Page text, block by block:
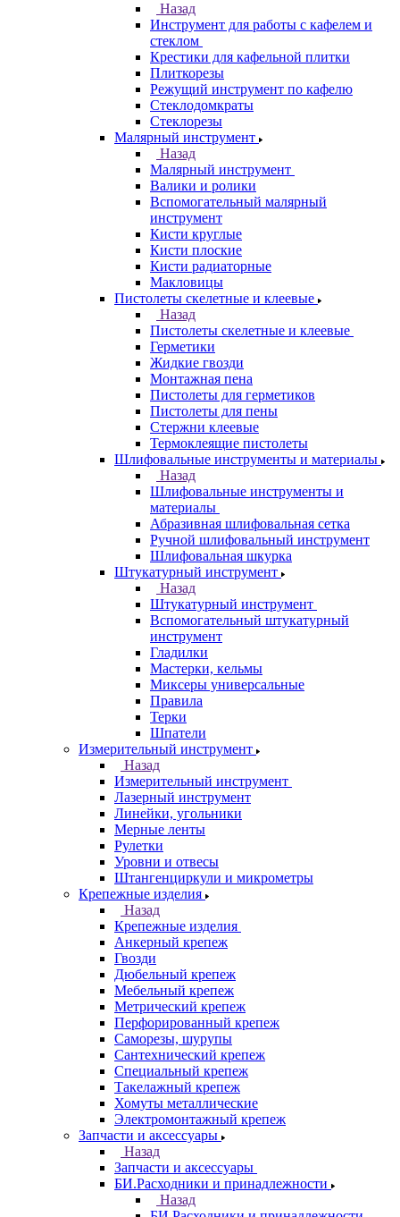
Назад
Инструмент для работы с кафелем и
стеклом
Крестики для кафельной плитки
Плиткорезы
Режущий инструмент по кафелю
Стеклодомкраты
Стеклорезы
Малярный инструмент
Назад
Малярный инструмент
Валики и ролики
Вспомогательный малярный
инструмент
Кисти круглые
Кисти плоские
Кисти радиаторные
Макловицы
Пистолеты скелетные и клеевые
Назад
Пистолеты скелетные и клеевые
Герметики
Жидкие гвозди
Монтажная пена
Пистолеты для герметиков
Пистолеты для пены
Стержни клеевые
Термоклеящие пистолеты
Шлифовальные инструменты и материалы
Назад
Шлифовальные инструменты и
материалы
Абразивная шлифовальная сетка
Ручной шлифовальный инструмент
Шлифовальная шкурка
Штукатурный инструмент
Назад
Штукатурный инструмент
Вспомогательный штукатурный
инструмент
Гладилки
Мастерки, кельмы
Миксеры универсальные
Правила
Терки
Шпатели
Измерительный инструмент
Назад
Измерительный инструмент
Лазерный инструмент
Линейки, угольники
Мерные ленты
Рулетки
Уровни и отвесы
Штангенциркули и микрометры
Крепежные изделия
Назад
Крепежные изделия
Анкерный крепеж
Гвозди
Дюбельный крепеж
Мебельный крепеж
Метрический крепеж
Перфорированный крепеж
Саморезы, шурупы
Сантехнический крепеж
Специальный крепеж
Такелажный крепеж
Хомуты металлические
Электромонтажный крепеж
Запчасти и аксессуары
Назад
Запчасти и аксессуары
БИ.Расходники и принадлежности
Назад